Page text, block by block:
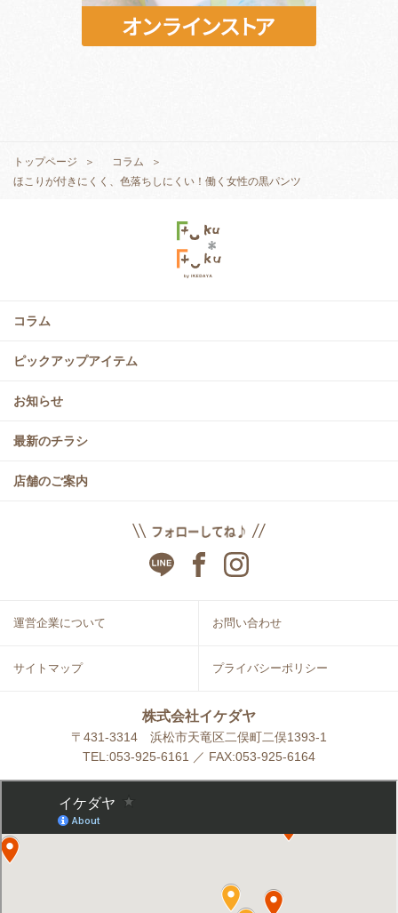
トップページ
コラム
ほこりが付きにくく、色落ちしにくい！働く女性の黒パンツ
コラム
ピックアップアイテム
お知らせ
最新のチラシ
店舗のご案内
運営企業について お問い合わせ
サイトマップ プライバシーポリシー
株式会社イケダヤ
〒431-3314 浜松市天竜区二俣町二俣1393-1
TEL:053-925-6161 ／ FAX:053-925-6164